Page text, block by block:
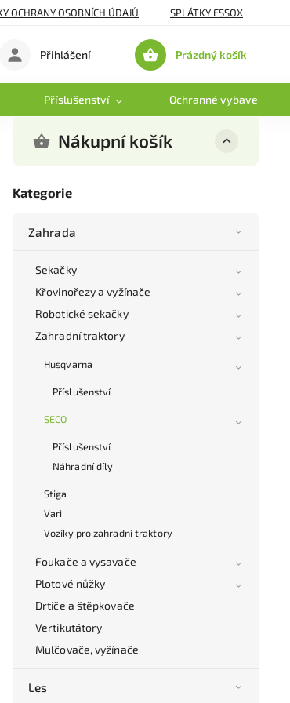
OCHRANY OSOBNÍCH ÚDAJŮ SPLÁTKY ESSOX
Nákupní
Prázdný košík
Přihlášení
Příslušenství Ochranné vybavení
Nákupní košík
Kategorie
Zahrada
Sekačky
Křovinořezy a vyžínače
Robotické sekačky
Zahradní traktory
Husqvarna
Příslušenství
SECO
Příslušenství
Náhradní díly
Stiga
Vari
Vozíky pro zahradní traktory
Foukače a vysavače
Plotové nůžky
Drtiče a štěpkovače
Vertikutátory
Mulčovače, vyžínače
Les